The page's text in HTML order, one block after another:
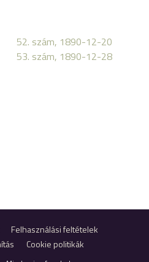
52. szám, 1890-12-20
53. szám, 1890-12-28
Felhasználási feltételek
Cookie politikák